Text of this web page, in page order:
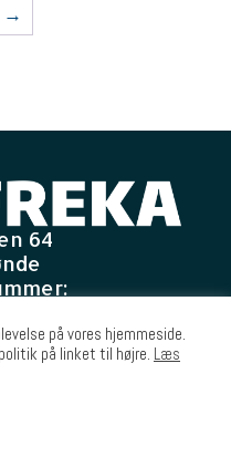
→
64
:
på vores hjemmeside.
på linket til højre. Læs